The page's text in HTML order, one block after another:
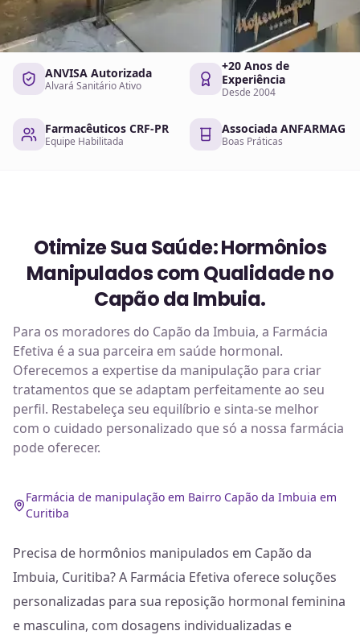
ANVISA Autorizada
Alvará Sanitário Ativo
+20 Anos de
Experiência
Desde 2004
Farmacêuticos CRF-PR
Equipe Habilitada
Associada ANFARMAG
Boas Práticas
Otimize Sua Saúde: Hormônios
Manipulados com Qualidade no
Capão da Imbuia.
Para os moradores do Capão da Imbuia, a Farmácia
Efetiva é a sua parceira em saúde hormonal.
Oferecemos a expertise da manipulação para criar
tratamentos que se adaptam perfeitamente ao seu
perfil. Restabeleça seu equilíbrio e sinta-se melhor
com o cuidado personalizado que só a nossa farmácia
pode oferecer.
Farmácia de manipulação em Bairro Capão da Imbuia em
Curitiba
Precisa de hormônios manipulados em Capão da
Imbuia, Curitiba? A Farmácia Efetiva oferece soluções
personalizadas para sua reposição hormonal feminina
e masculina, com dosagens individualizadas e